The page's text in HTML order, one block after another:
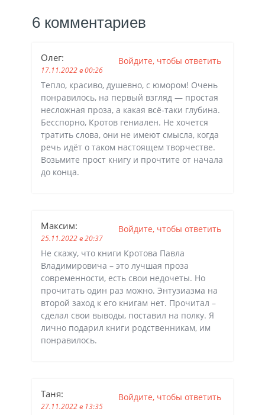
6 комментариев
Олег:
17.11.2022 в 00:26
Тепло, красиво, душевно, с юмором! Очень
понравилось, на первый взгляд — простая
несложная проза, а какая всё-таки глубина.
Бесспорно, Кротов гениален. Не хочется
тратить слова, они не имеют смысла, когда
речь идёт о таком настоящем творчестве.
Возьмите прост книгу и прочтите от начала
до конца.
Войдите, чтобы ответить
Максим:
25.11.2022 в 20:37
Не скажу, что книги Кротова Павла
Владимировича – это лучшая проза
современности, есть свои недочеты. Но
прочитать один раз можно. Энтузиазма на
второй заход к его книгам нет. Прочитал –
сделал свои выводы, поставил на полку. Я
лично подарил книги родственникам, им
понравилось.
Войдите, чтобы ответить
Таня:
27.11.2022 в 13:35
Войдите, чтобы ответить